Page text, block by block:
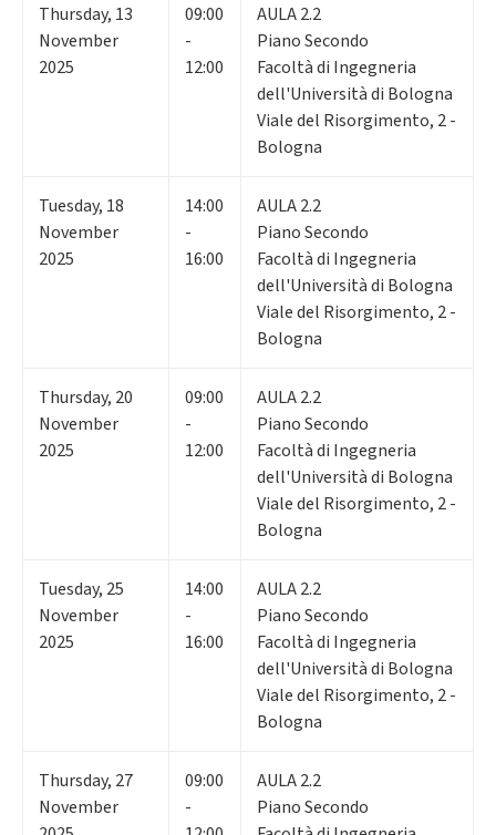
Thursday, 13
November
2025
09:00
-
12:00
AULA 2.2
Piano Secondo
Facoltà di Ingegneria
dell'Università di Bologna
Viale del Risorgimento, 2 -
Bologna
Tuesday, 18
November
2025
14:00
-
16:00
AULA 2.2
Piano Secondo
Facoltà di Ingegneria
dell'Università di Bologna
Viale del Risorgimento, 2 -
Bologna
Thursday, 20
November
2025
09:00
-
12:00
AULA 2.2
Piano Secondo
Facoltà di Ingegneria
dell'Università di Bologna
Viale del Risorgimento, 2 -
Bologna
Tuesday, 25
November
2025
14:00
-
16:00
AULA 2.2
Piano Secondo
Facoltà di Ingegneria
dell'Università di Bologna
Viale del Risorgimento, 2 -
Bologna
Thursday, 27
November
09:00
-
AULA 2.2
Piano Secondo